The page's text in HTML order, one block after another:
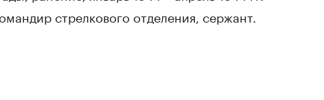
стрелкового отделения, сержант.